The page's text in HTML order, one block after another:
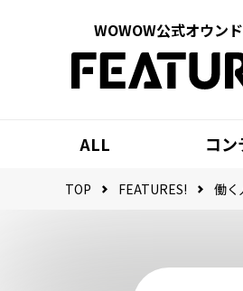
WOWOW公式オウン
ALL コ
TOP FEATURES! 働く